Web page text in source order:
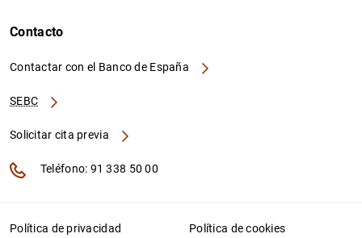
Contacto
Contactar con el Banco de España
SEBC
Solicitar cita previa
Teléfono: 91 338 50 00
Política de privacidad Política de cookies